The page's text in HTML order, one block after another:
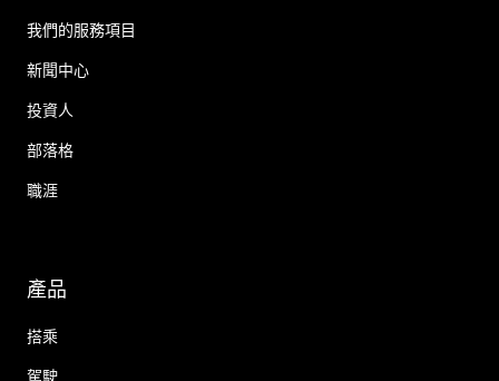
我們的服務項目
新聞中心
投資人
部落格
職涯
產品
搭乘
駕駛